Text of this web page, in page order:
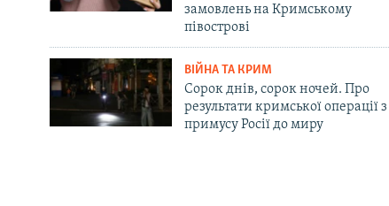
замовлень на Кримському
півострові
ВІЙНА ТА КРИМ
Сорок днів, сорок ночей. Про
результати кримської операції з
примусу Росії до миру